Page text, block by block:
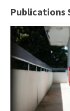
Publications